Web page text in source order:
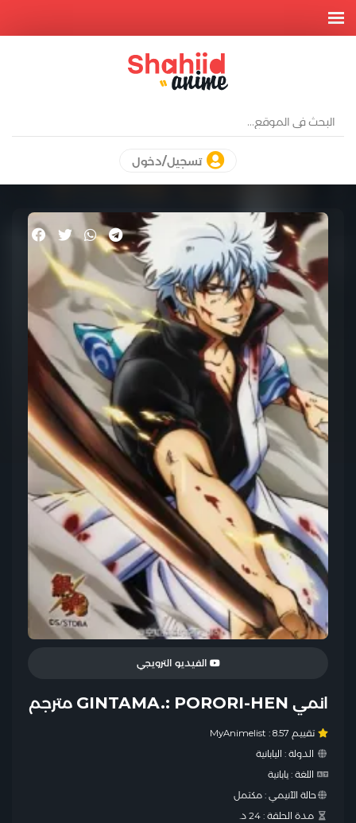
تسجيل/دخول
الفيديو الترويجي
انمي GINTAMA.: PORORI-HEN مترجم
تقييم MyAnimelist : 8.57
الدولة : اليابانية
اللغة :يابانية
حالة الآنيمي :مكتمل
مدة الحلقة :24 د.